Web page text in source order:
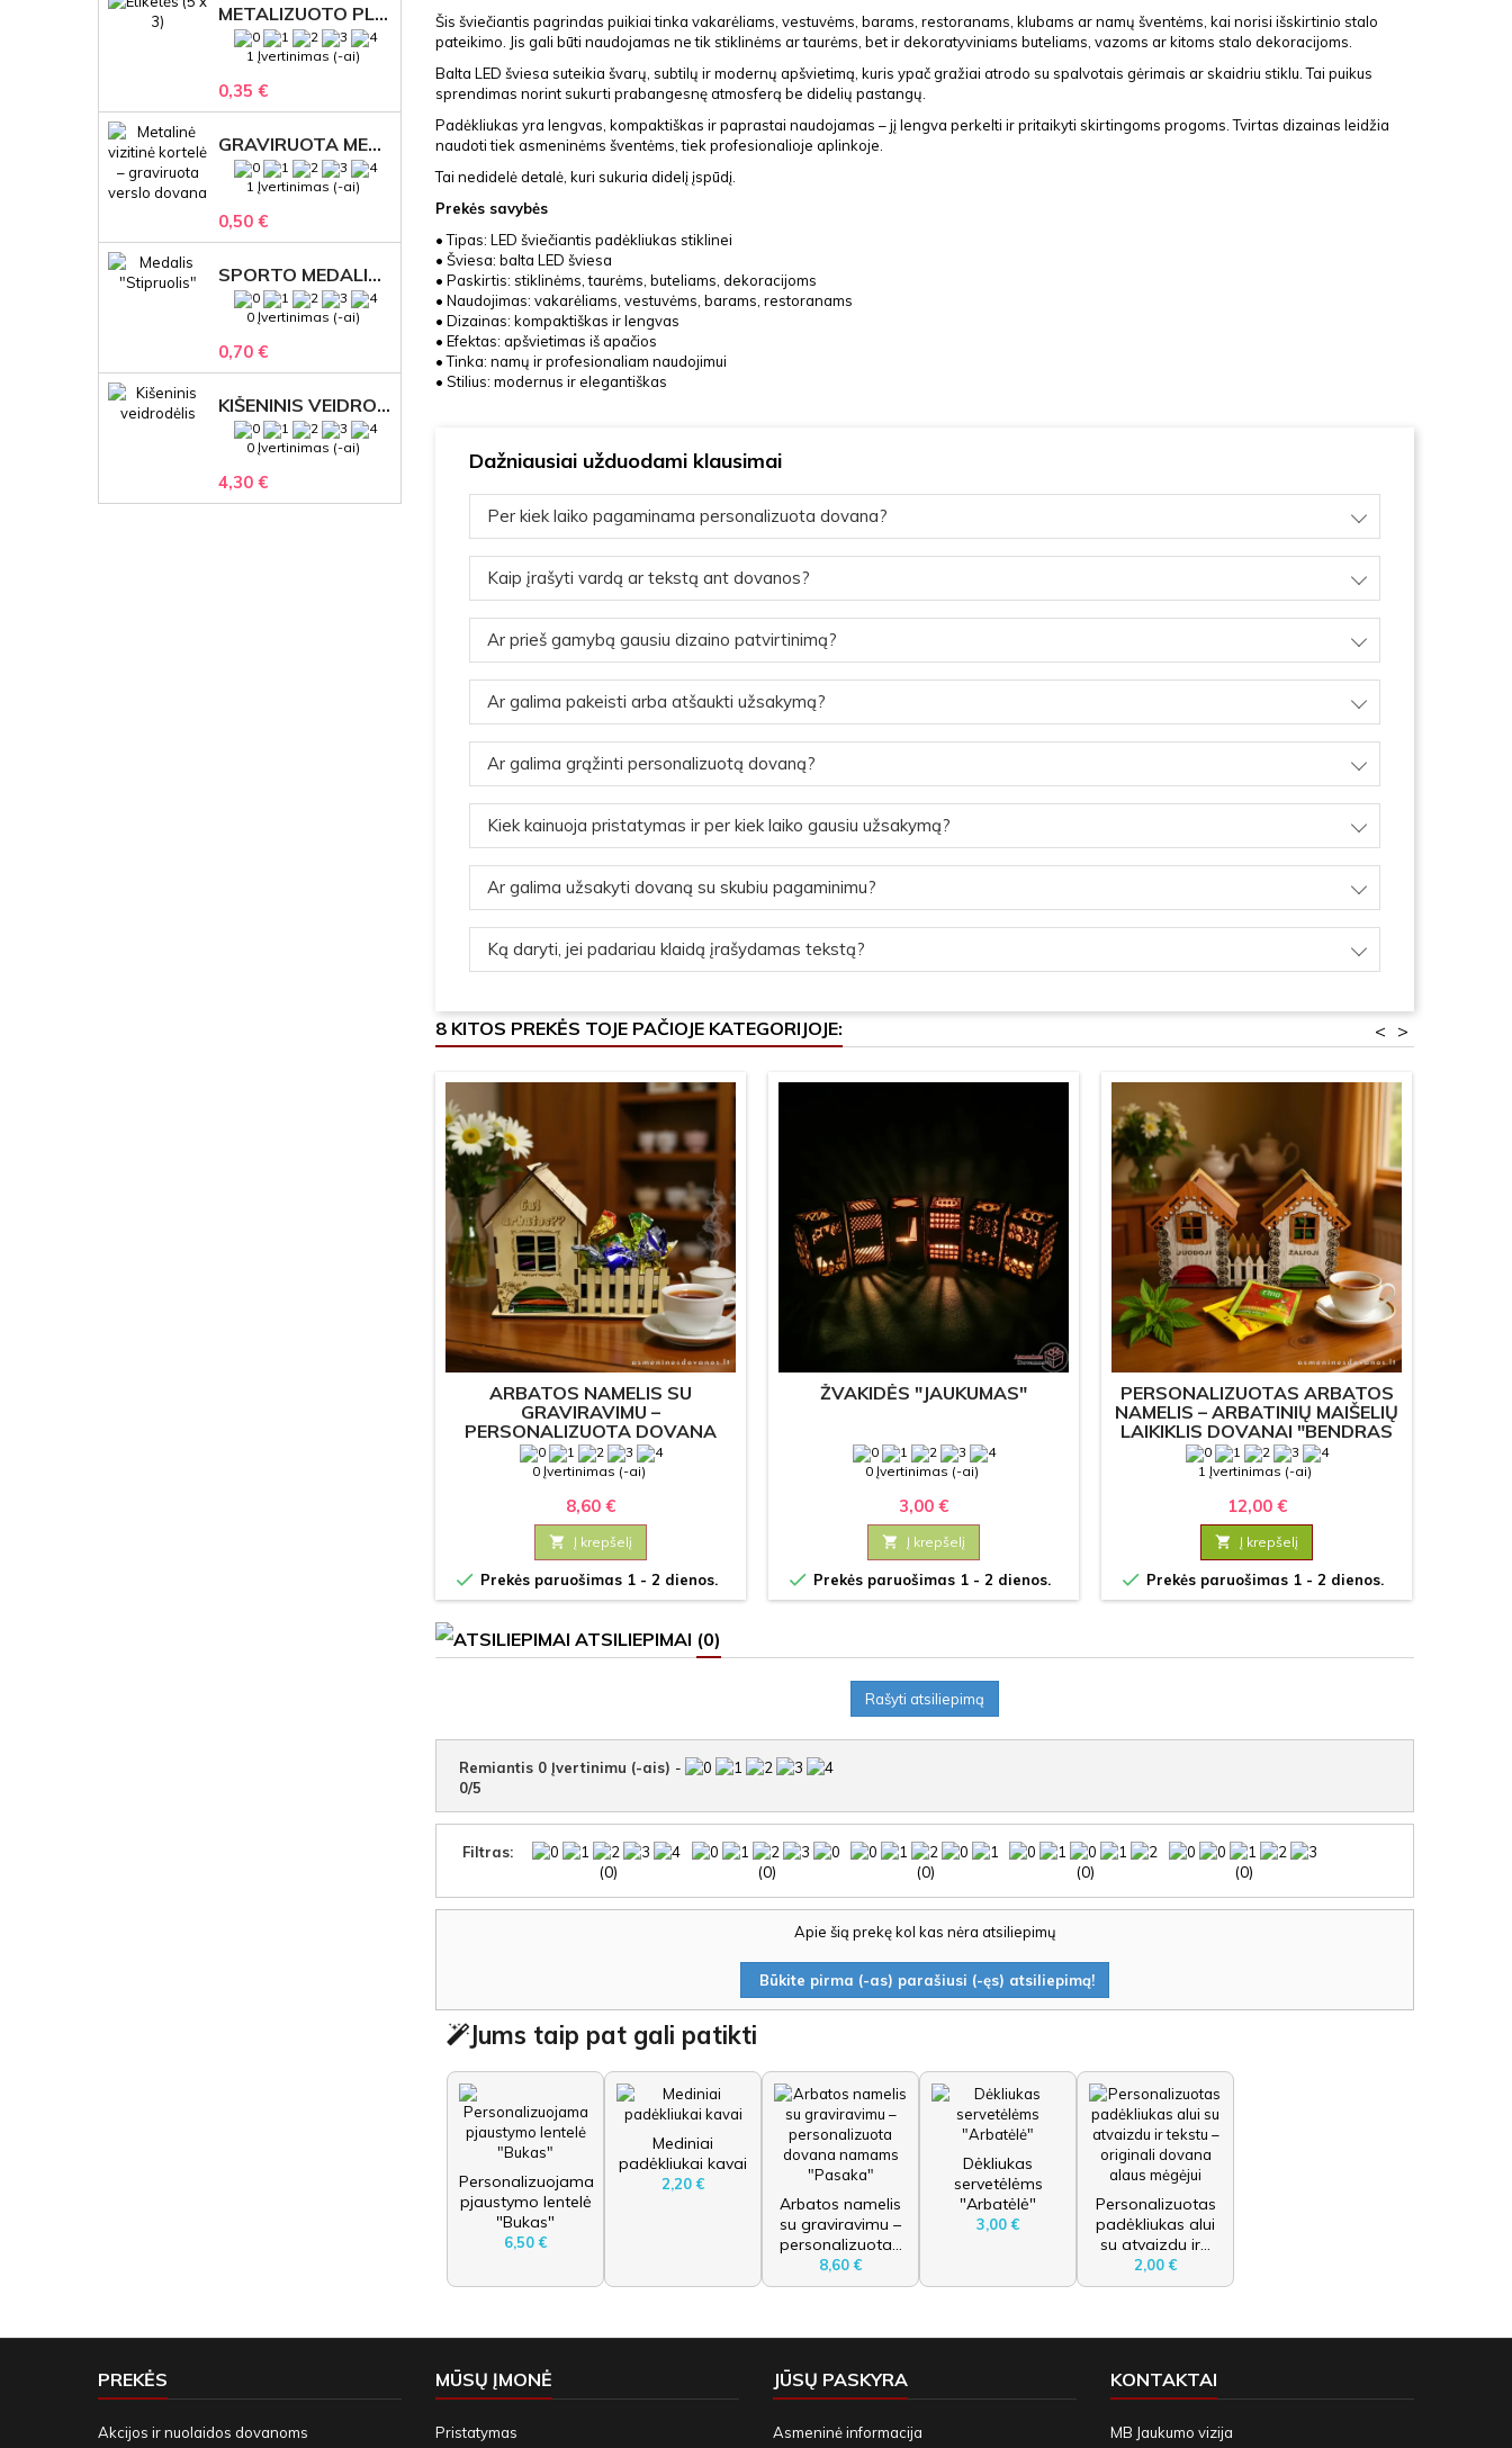
METALIZUOTO PLASTIKO ETIKETĖS SU GRAVIRUOTU TEKSTU -LOGOTIPU
1 Įvertinimas (-ai)
0,35 €
GRAVIRUOTA METALINĖ VIZITINĖ KORTELĖ SU LOGOTIPU – REPREZENTACINĖ VERSLO DOVANA
1 Įvertinimas (-ai)
0,50 €
SPORTO MEDALIS "STIPRUOLIS" SU GRAVIRUOTU TEKSTU
0 Įvertinimas (-ai)
0,70 €
KIŠENINIS VEIDRODĖLIS
0 Įvertinimas (-ai)
4,30 €
Šis šviečiantis pagrindas puikiai tinka vakarėliams, vestuvėms, barams, restoranams, klubams ar namų šventėms, kai norisi išskirtinio stalo
pateikimo. Jis gali būti naudojamas ne tik stiklinėms ar taurėms, bet ir dekoratyviniams buteliams, vazoms ar kitoms stalo dekoracijoms.
Balta LED šviesa suteikia švarų, subtilų ir modernų apšvietimą, kuris ypač gražiai atrodo su spalvotais gėrimais ar skaidriu stiklu. Tai puikus
sprendimas norint sukurti prabangesnę atmosferą be didelių pastangų.
Padėkliukas yra lengvas, kompaktiškas ir paprastai naudojamas – jį lengva perkelti ir pritaikyti skirtingoms progoms. Tvirtas dizainas leidžia
naudoti tiek asmeninėms šventėms, tiek profesionalioje aplinkoje.
Tai nedidelė detalė, kuri sukuria didelį įspūdį.
Prekės savybės
• Tipas: LED šviečiantis padėkliukas stiklinei
• Šviesa: balta LED šviesa
• Paskirtis: stiklinėms, taurėms, buteliams, dekoracijoms
• Naudojimas: vakarėliams, vestuvėms, barams, restoranams
• Dizainas: kompaktiškas ir lengvas
• Efektas: apšvietimas iš apačios
• Tinka: namų ir profesionaliam naudojimui
• Stilius: modernus ir elegantiškas
Dažniausiai užduodami klausimai
Per kiek laiko pagaminama personalizuota dovana?
Kaip įrašyti vardą ar tekstą ant dovanos?
Ar prieš gamybą gausiu dizaino patvirtinimą?
Ar galima pakeisti arba atšaukti užsakymą?
Ar galima grąžinti personalizuotą dovaną?
Kiek kainuoja pristatymas ir per kiek laiko gausiu užsakymą?
Ar galima užsakyti dovaną su skubiu pagaminimu?
Ką daryti, jei padariau klaidą įrašydamas tekstą?
8 KITOS PREKĖS TOJE PAČIOJE KATEGORIJOJE: >
<
ARBATOS NAMELIS SU
GRAVIRAVIMU –
PERSONALIZUOTA DOVANA
NAMAMS "PASAKA"
0 Įvertinimas (-ai)
8,60 €
 Į krepšelį
 Prekės paruošimas 1 - 2 dienos.
ŽVAKIDĖS "JAUKUMAS"
0 Įvertinimas (-ai)
3,00 €
 Į krepšelį
 Prekės paruošimas 1 - 2 dienos.
PERSONALIZUOTAS ARBATOS
NAMELIS – ARBATINIŲ MAIŠELIŲ
LAIKIKLIS DOVANAI "BENDRAS
KIEMAS"
1 Įvertinimas (-ai)
12,00 €
 Į krepšelį
 Prekės paruošimas 1 - 2 dienos.
ATSILIEPIMAI (0)
Rašyti atsiliepimą
Remiantis 0 Įvertinimu (-ais) -
0/5
Filtras:
(0) (0) (0) (0) (0)
Apie šią prekę kol kas nėra atsiliepimų
Būkite pirma (-as) parašiusi (-ęs) atsiliepimą!
Jums taip pat gali patikti
Personalizuojama
pjaustymo lentelė
"Bukas"
6,50 €
Mediniai
padėkliukai kavai
2,20 €
Arbatos namelis
su graviravimu –
personalizuota...
8,60 €
Dėkliukas
servetėlėms
"Arbatėlė"
3,00 €
Personalizuotas
padėkliukas alui
su atvaizdu ir...
2,00 €
PREKĖS
Akcijos ir nuolaidos dovanoms
MŪSŲ ĮMONĖ
Pristatymas
JŪSŲ PASKYRA
Asmeninė informacija
KONTAKTAI
MB Jaukumo vizija